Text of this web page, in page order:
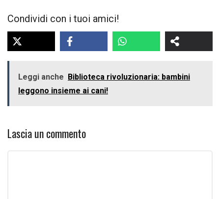
Condividi con i tuoi amici!
Leggi anche Biblioteca rivoluzionaria: bambini
leggono insieme ai cani!
Lascia un commento